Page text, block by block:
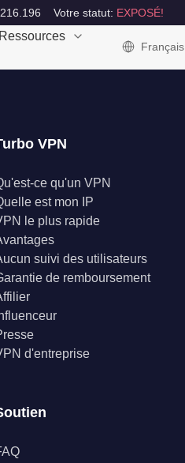
Votre statut: EXPOSÉ!
Ressources
Français
VPN
ce qu'un VPN
est mon IP
le plus rapide
suivi des utilisateurs
de remboursement
d'entreprise